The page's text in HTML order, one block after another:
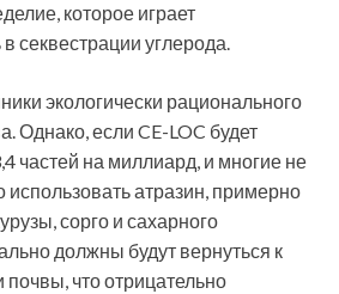
которое играет
секвестрации углерода.
экологически рационального
Однако, если CE-LOC будет
частей на миллиард, и многие не
атразин, примерно
сорго и сахарного
должны будут вернуться к
что отрицательно